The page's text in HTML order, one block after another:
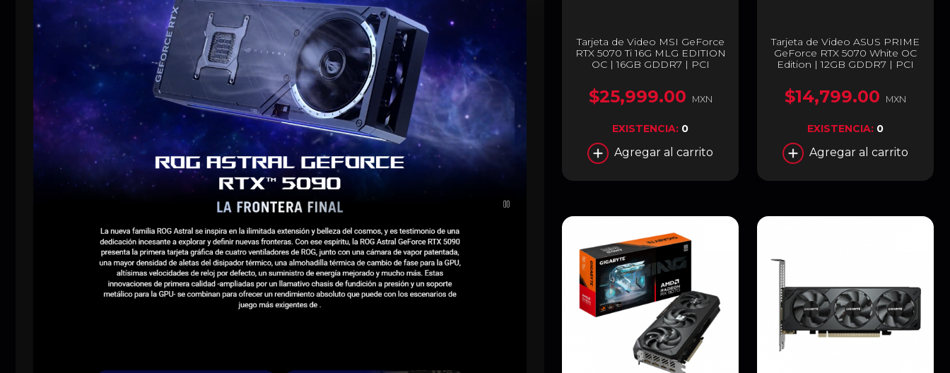
Tarjeta de Video MSI GeForce
RTX 5070 Ti 16G MLG EDITION
OC | 16GB GDDR7 | PCI
Morado | G507T-16MEC
$25,999.00 MXN
EXISTENCIA: 0
Agregar al carrito
Tarjeta de Video ASUS PRIME
GeForce RTX 5070 White OC
Edition | 12GB GDDR7 | PCI
PRIME-RTX5070-O12G-WHITE
$14,799.00 MXN
EXISTENCIA: 0
Agregar al carrito